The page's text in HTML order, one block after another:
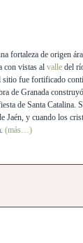
fortaleza de origen
con vistas al valle del
fue fortificado
de Granada
de Santa Catalina.
Jaén, y cuando los
(más…)